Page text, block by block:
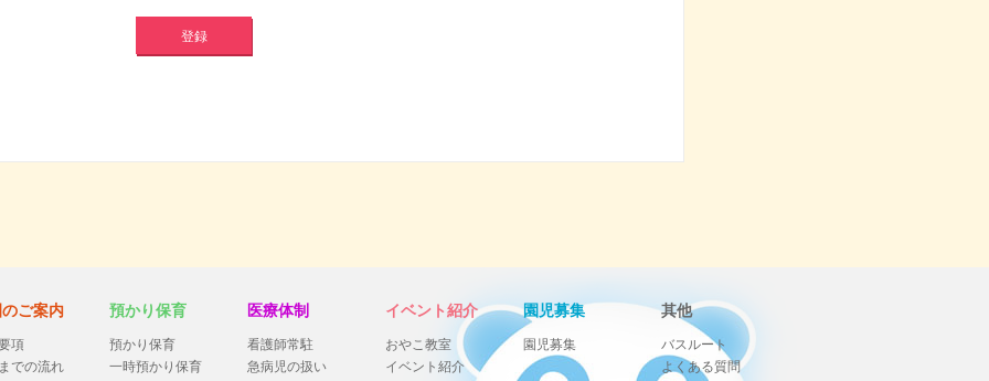
ご案内
項
での流れ
預かり保育
預かり保育
一時預かり保育
医療体制
看護師常駐
急病児の扱い
イベント紹介
おやこ教室
イベント紹介
園児募集
園児募集
其他
バスルート
よくある質問